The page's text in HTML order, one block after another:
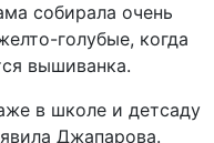
собирала очень
голубые, когда
вышиванка.
в школе и детсаду
Джапарова.